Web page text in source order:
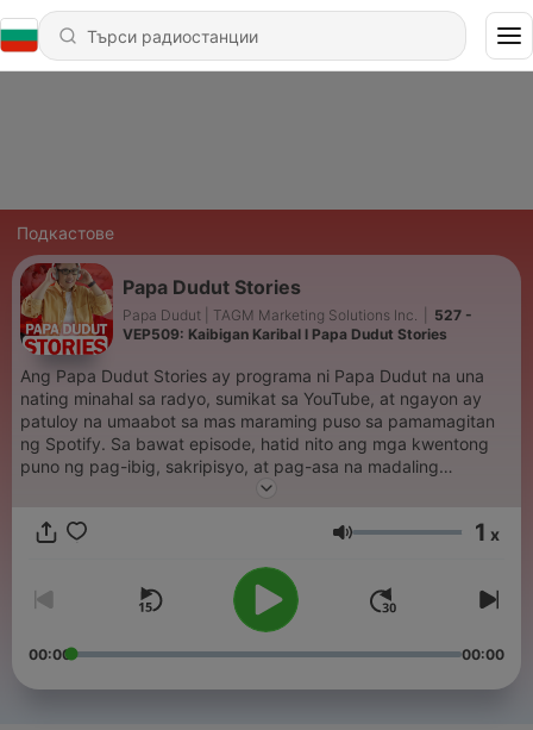
Подкастове
Papa Dudut Stories
Papa Dudut | TAGM Marketing Solutions Inc.
527 -
VEP509: Kaibigan Karibal l Papa Dudut Stories
Ang Papa Dudut Stories ay programa ni Papa Dudut na una
nating minahal sa radyo, sumikat sa YouTube, at ngayon ay
patuloy na umaabot sa mas maraming puso sa pamamagitan
ng Spotify. Sa bawat episode, hatid nito ang mga kwentong
puno ng pag-ibig, sakripisyo, at pag-asa na madaling
makarelate ang kahit sino. Mga simpleng kwento, pero malalim
magpapaluha, at magpapaalala na kahit gaano kahirap ang
brand partnerships, advertisements, or other collaboration
opportunities with our podcast, please contact at
jairuzricafrente@gmail.com and TAGM Marketing Solutions Inc.
Сила на звука
1 x
00:00 00:00